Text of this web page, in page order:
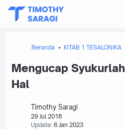
Beranda KITAB 1 TESALONIKA
Mengucap
Hal
Timothy Saragi
29 Jul 2018
Update: 6 Jan 2023